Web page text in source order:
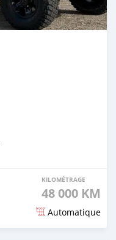
KILOMÉTRAGE
48 000 KM
Automatique